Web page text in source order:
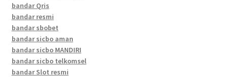
bandar Qris
bandar resmi
bandar sbobet
bandar sicbo aman
bandar sicbo MANDIRI
bandar sicbo telkomsel
bandar Slot resmi